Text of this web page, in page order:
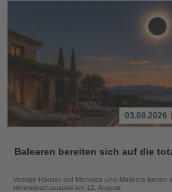
die
03.08.2026
Balearen bereiten sich auf die
Vestige-Häuser auf Menorca und Mallorca bieten
Himmelsschauspiel am 12. August